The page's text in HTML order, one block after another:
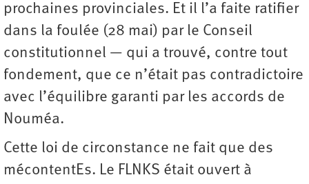
prochaines provinciales. Et il l’a faite ratifier
dans la foulée (28 mai) par le Conseil
constitutionnel — qui a trouvé, contre tout
fondement, que ce n’était pas contradictoire
avec l’équilibre garanti par les accords de
Nouméa.
Cette loi de circonstance ne fait que des
mécontentEs. Le FLNKS était ouvert à